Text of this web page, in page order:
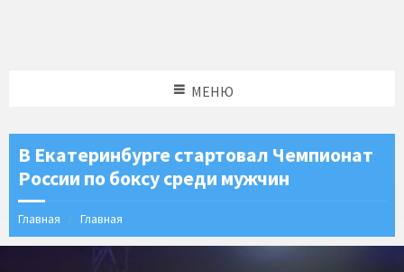
МЕНЮ
В Екатеринбурге стартовал Чемпионат
России по боксу среди мужчин
Главная Главная